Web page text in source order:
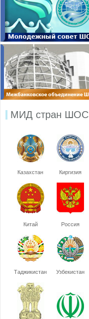
МИД стран ШОС
Казахстан Киргизия
Китай Россия
Таджикистан Узбекистан